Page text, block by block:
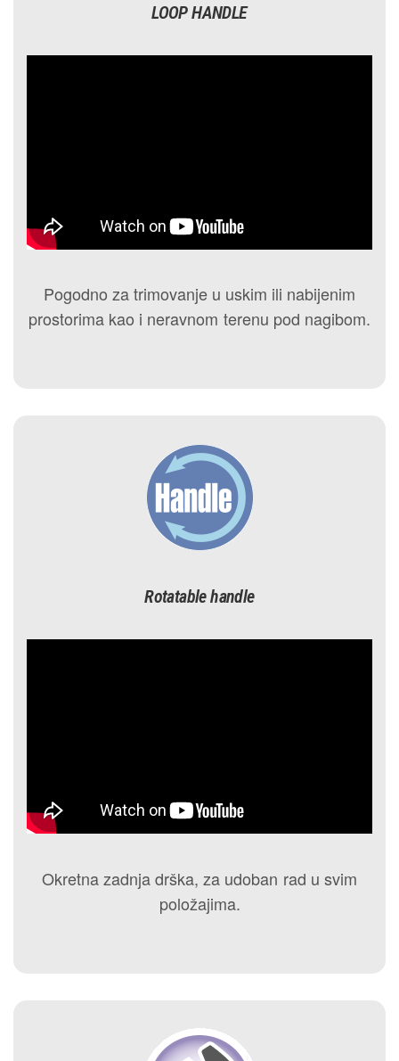
LOOP HANDLE
Pogodno za trimovanje u uskim ili nabijenim
prostorima kao i neravnom terenu pod nagibom.
Rotatable handle
Okretna zadnja drška, za udoban rad u svim
položajima.